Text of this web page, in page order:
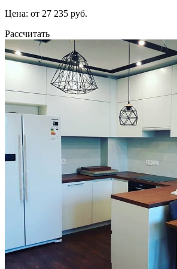
Цена: от 27 235 руб.
Рассчитать